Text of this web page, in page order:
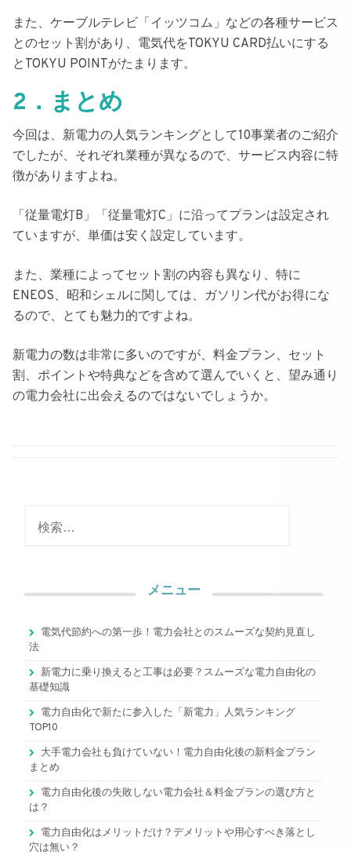
また、 ケーブルテレビ「イッツコム」などの各種サービス
とのセット割があり、電気代をTOKYU CARD払いにする
とTOKYU POINTがたまります。
2．まとめ
今回は、新電力の人気ランキングとして10事業者のご紹介
でしたが、 それぞれ業種が異なるので、サービス内容に特
徴がありますよね。
「従量電灯B」「従量電灯C」に沿ってプランは設定され
ていますが、 単価は安く設定しています。
また、 業種によってセット割の内容も異なり、特に
ENEOS、昭和シェルに関しては、ガソリン代がお得にな
るので、とても魅力的ですよね。
新電力の数は非常に多いのですが、料金プラン、セット
割、ポイントや特典などを含めて選んでいくと、望み通り
の電力会社に出会えるのではないでしょうか。
メニュー
電気代節約への第一歩！電力会社とのスムーズな契約見直し
法
新電力に乗り換えると工事は必要？スムーズな電力自由化の
基礎知識
電力自由化で新たに参入した「新電力」人気ランキング
TOP10
大手電力会社も負けていない！電力自由化後の新料金プラン
まとめ
電力自由化後の失敗しない電力会社＆料金プランの選び方と
は？
電力自由化はメリットだけ？デメリットや用心すべき落とし
穴は無い？